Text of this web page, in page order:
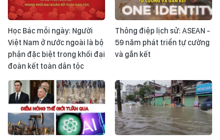
Học Bác mỗi ngày: Người
Việt Nam ở nước ngoài là bộ
phận đặc biệt trong khối đại
đoàn kết toàn dân tộc
Thông điệp lịch sử: ASEAN -
59 năm phát triển tự cường
và gắn kết